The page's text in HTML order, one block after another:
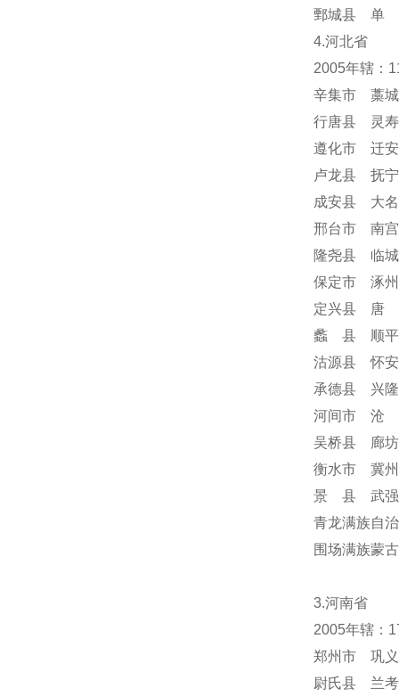
鄄城县 单
4.河北省
2005年辖：
辛集市 藁
行唐县 灵
遵化市 迁
卢龙县 抚
成安县 大
邢台市 南
隆尧县 临
保定市 涿
定兴县 唐
蠡 县 顺
沽源县 怀
承德县 兴
河间市 沧
吴桥县 廊
衡水市 冀
景 县 武强
青龙满族自
围场满族蒙
3.河南省
2005年辖：
郑州市 巩
尉氏县 兰